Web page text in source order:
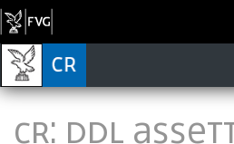
Cr: ddl